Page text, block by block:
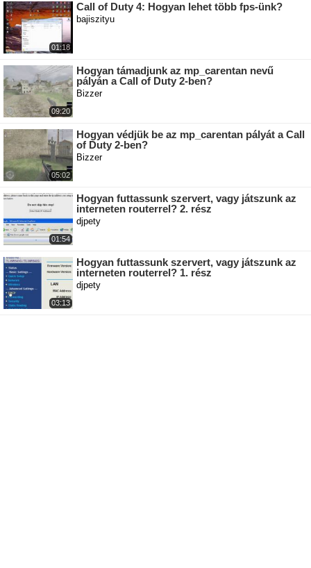
01:18
Call of Duty 4: Hogyan lehet több fps-ünk?
bajiszityu
09:20
Hogyan támadjunk az mp_carentan nevű
pályán a Call of Duty 2-ben?
Bizzer
05:02
Hogyan védjük be az mp_carentan pályát a Call
of Duty 2-ben?
Bizzer
01:54
Hogyan futtassunk szervert, vagy játszunk az
interneten routerrel? 2. rész
djpety
03:13
Hogyan futtassunk szervert, vagy játszunk az
interneten routerrel? 1. rész
djpety